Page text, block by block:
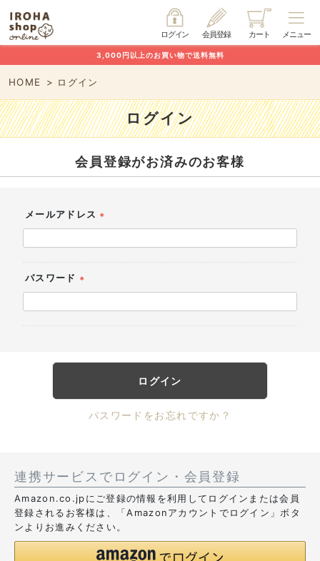
メニュー
カート
会員登録
ログイン
3,000円以上のお買い物で送料無料
HOME ログイン
ログイン
会員登録がお済みのお客様
メールアドレス
(必
須)
パスワード
(必
須)
ログイン
パスワードをお忘れですか？
連携サービスでログイン・会員登録
Amazon.co.jpにご登録の情報を利用してログインまたは会員
登録されるお客様は、「Amazonアカウントでログイン」ボタ
ンよりお進みください。